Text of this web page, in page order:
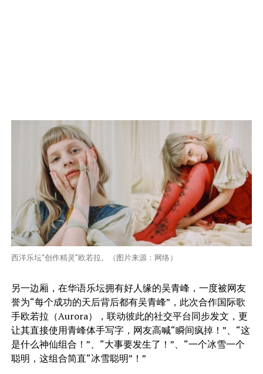
西洋乐坛“创作精灵”欧若拉。（图片来源：网络）
另一边厢，在华语乐坛拥有好人缘的吴青峰，一度被网友
誉为“每个成功的天后背后都有吴青峰”，此次合作国际歌
手欧若拉（Aurora），联动彼此的社交平台同步发文，更
让其直接使用青峰体手写字，网友高喊“瞬间疯掉！”、“这
是什么神仙组合！”、“大事要发生了！”、“一个冰雪一个
聪明，这组合简直“冰雪聪明”！”